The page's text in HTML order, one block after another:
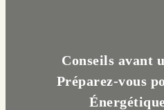
Conseils avant
Préparez-vous